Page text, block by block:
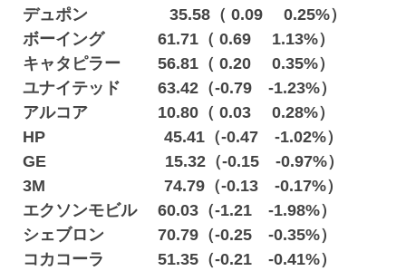
デュポン 35.58（ 0.09 0.25%）
ボーイング 61.71（ 0.69 1.13%）
キャタピラー 56.81（ 0.20 0.35%）
ユナイテッド 63.42（-0.79 -1.23%）
アルコア 10.80（ 0.03 0.28%）
HP 45.41（-0.47 -1.02%）
GE 15.32（-0.15 -0.97%）
3M 74.79（-0.13 -0.17%）
エクソンモビル 60.03（-1.21 -1.98%）
シェブロン 70.79（-0.25 -0.35%）
コカコーラ 51.35（-0.21 -0.41%）